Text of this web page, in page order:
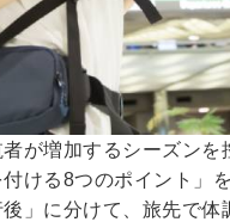
が増加するシーズン
ける8つのポイント」
」に分けて、旅先で